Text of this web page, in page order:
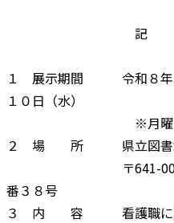
記
１ 展示期間 令和８年５
１０日（水）
※月曜日は
２ 場 所 県立図書館
〒641-0051 和歌
番３８号
３ 内 容 看護職に関連